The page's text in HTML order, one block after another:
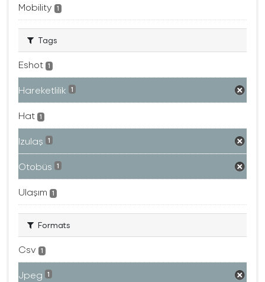
Mobility 1
Tags
Eshot 1
Hareketlilik 1
Hat 1
Izulaş 1
Otobüs 1
Ulaşım 1
Formats
Csv 1
Jpeg 1